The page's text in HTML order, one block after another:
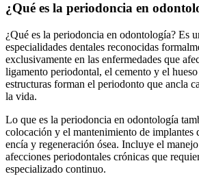
¿Qué es la periodoncia en
¿Qué es la periodoncia en odontología? Es
especialidades dentales reconocidas
exclusivamente en las enfermedades que
ligamento periodontal, el cemento y el hueso
estructuras forman el periodonto que ancla
la vida.
Lo que es la periodoncia en odontología
colocación y el mantenimiento de implantes
encía y regeneración ósea. Incluye el
afecciones periodontales crónicas que
especializado continuo.